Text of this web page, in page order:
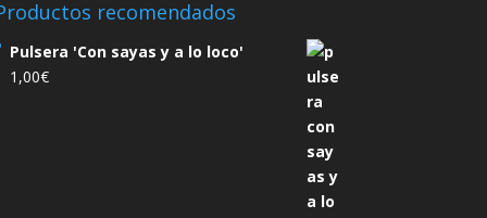
recomendados
Pulsera 'Con sayas y a lo loco'
1,00€